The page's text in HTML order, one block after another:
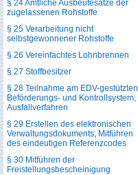
§ 24 Amtliche Ausbeutesätze der
zugelassenen Rohstoffe
§ 25 Verarbeitung nicht
selbstgewonnener Rohstoffe
§ 26 Vereinfachtes Lohnbrennen
§ 27 Stoffbesitzer
§ 28 Teilnahme am EDV-gestützten
Beförderungs- und Kontrollsystem;
Ausfallverfahren
§ 29 Erstellen des elektronischen
Verwaltungsdokuments; Mitführen
des eindeutigen Referenzcodes
§ 30 Mitführen der
Freistellungsbescheinigung